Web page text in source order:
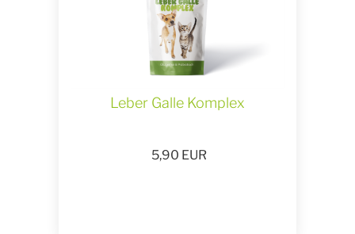
Leber Galle Komplex
5,90 EUR